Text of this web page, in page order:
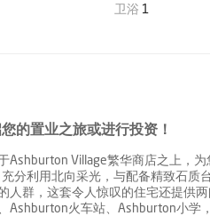
卫浴 1
的置业之旅或进行投资！
Ashburton Village繁华商店之上，
分利用北向采光，与配备精致石质
人群，这套令人惊叹的住宅还提供
Ashburton火车站、Ashburton小